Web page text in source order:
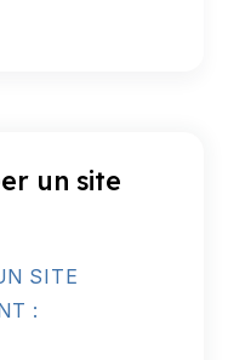
un site
SITE
: